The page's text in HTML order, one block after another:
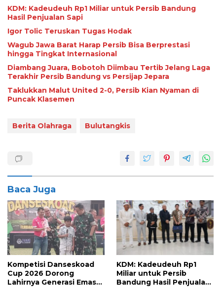
KDM: Kadeudeuh Rp1 Miliar untuk Persib Bandung
Hasil Penjualan Sapi
Igor Tolic Teruskan Tugas Hodak
Wagub Jawa Barat Harap Persib Bisa Berprestasi
hingga Tingkat Internasional
Diambang Juara, Bobotoh Diimbau Tertib Jelang Laga
Terakhir Persib Bandung vs Persijap Jepara
Taklukkan Malut United 2-0, Persib Kian Nyaman di
Puncak Klasemen
Berita Olahraga Bulutangkis
Baca Juga
Kompetisi Danseskoad
Cup 2026 Dorong
Lahirnya Generasi Emas
KDM: Kadeudeuh Rp1
Miliar untuk Persib
Bandung Hasil Penjualan